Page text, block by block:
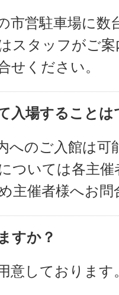
市営駐車場に
スタッフがご
せください。
入場することは
へのご入館は
ついては各主
主催者様へお
すか？
意しております